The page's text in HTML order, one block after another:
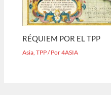
RÉQUIEM POR EL TPP
Asia,TPP/ Por4ASIA